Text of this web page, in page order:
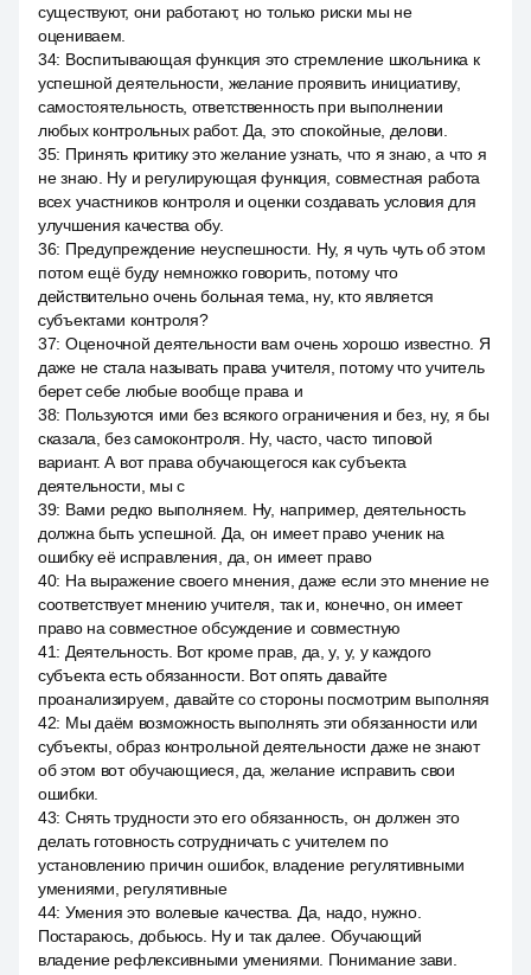
существуют, они работают, но только риски мы не
оцениваем.
34: Воспитывающая функция это стремление школьника к
успешной деятельности, желание проявить инициативу,
самостоятельность, ответственность при выполнении
любых контрольных работ. Да, это спокойные, делови.
35: Принять критику это желание узнать, что я знаю, а что я
не знаю. Ну и регулирующая функция, совместная работа
всех участников контроля и оценки создавать условия для
улучшения качества обу.
36: Предупреждение неуспешности. Ну, я чуть чуть об этом
потом ещё буду немножко говорить, потому что
действительно очень больная тема, ну, кто является
субъектами контроля?
37: Оценочной деятельности вам очень хорошо известно. Я
даже не стала называть права учителя, потому что учитель
берет себе любые вообще права и
38: Пользуются ими без всякого ограничения и без, ну, я бы
сказала, без самоконтроля. Ну, часто, часто типовой
вариант. А вот права обучающегося как субъекта
деятельности, мы с
39: Вами редко выполняем. Ну, например, деятельность
должна быть успешной. Да, он имеет право ученик на
ошибку её исправления, да, он имеет право
40: На выражение своего мнения, даже если это мнение не
соответствует мнению учителя, так и, конечно, он имеет
право на совместное обсуждение и совместную
41: Деятельность. Вот кроме прав, да, у, у, у каждого
субъекта есть обязанности. Вот опять давайте
проанализируем, давайте со стороны посмотрим выполняя
42: Мы даём возможность выполнять эти обязанности или
субъекты, образ контрольной деятельности даже не знают
об этом вот обучающиеся, да, желание исправить свои
ошибки.
43: Снять трудности это его обязанность, он должен это
делать готовность сотрудничать с учителем по
установлению причин ошибок, владение регулятивными
умениями, регулятивные
44: Умения это волевые качества. Да, надо, нужно.
Постараюсь, добьюсь. Ну и так далее. Обучающий
владение рефлексивными умениями. Понимание зави.